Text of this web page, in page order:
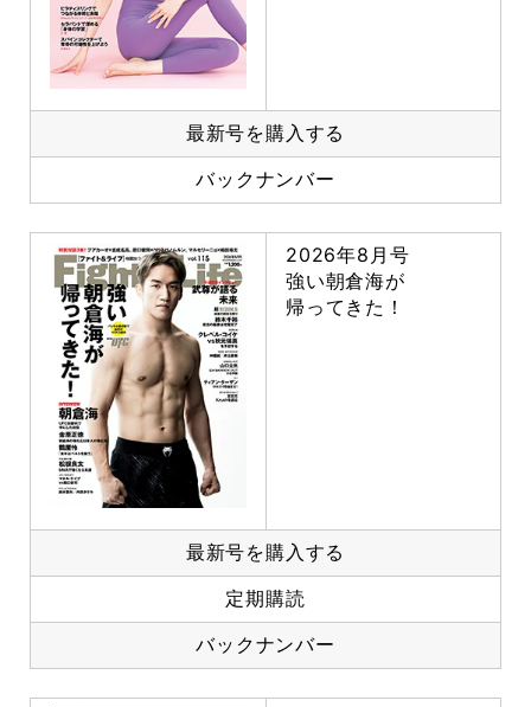
最新号を購入する
バックナンバー
2026年8月号
強い朝倉海が
帰ってきた！
最新号を購入する
定期購読
バックナンバー